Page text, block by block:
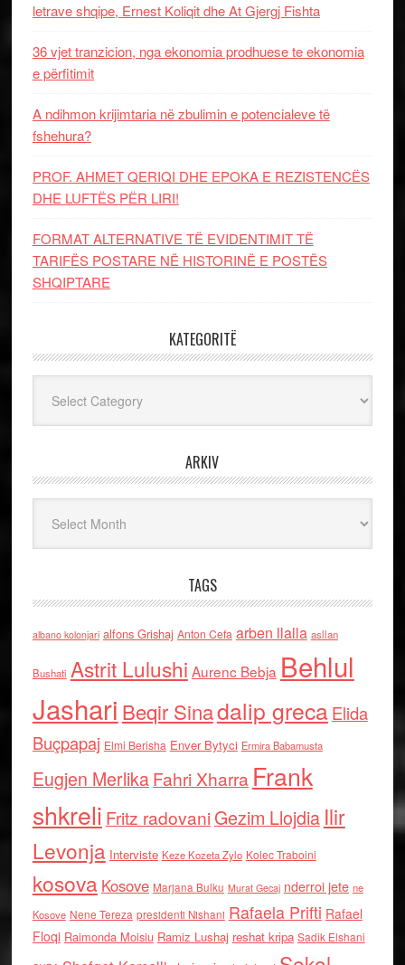
letrave shqipe, Ernest Koliqit dhe At Gjergj Fishta
36 vjet tranzicion, nga ekonomia prodhuese te ekonomia
e përfitimit
A ndihmon krijimtaria në zbulimin e potencialeve të
fshehura?
PROF. AHMET QERIQI DHE EPOKA E REZISTENCЁS
DHE LUFTЁS PЁR LIRI!
FORMAT ALTERNATIVE TË EVIDENTIMIT TË
TARIFËS POSTARE NË HISTORINË E POSTËS
SHQIPTARE
KATEGORITË
ARKIV
TAGS
albano kolonjari alfons Grishaj Anton Cefa arben llalla asllan
Bushati Astrit Lulushi Aurenc Bebja Behlul
Jashari Beqir Sinadalip grecaElida
Buçpapaj Elmi Berisha Enver Bytyci Ermira Babamusta
Eugjen MerlikaFahri Xharra Frank
shkreli Fritz radovaniGezim Llojdia Ilir
Levonja Interviste Keze Kozeta Zylo Kolec Traboini
kosova Kosove Marjana Bulku Murat Gecaj nderroi jete ne
Kosove Nene Tereza presidenti Nishani Rafaela Prifti Rafael
Floqi Raimonda Moisiu Ramiz Lushaj reshat kripa Sadik Elshani